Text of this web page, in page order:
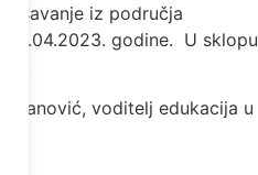
iz područja
13.04.2023. godine. U sklopu
voditelj edukacija u